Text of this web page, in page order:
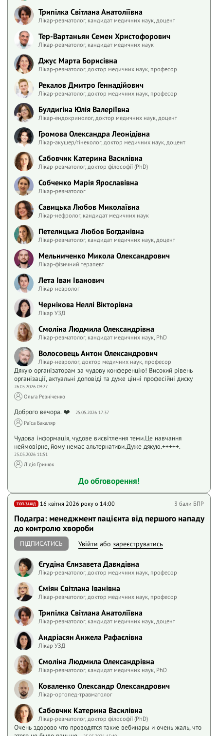
Трипілка Світлана Анатоліївна
Лікар-ревматолог, кандидат медичних наук, доцент
Тер-Вартаньян Семен Христофорович
Лікар-ревматолог, кандидат медичних наук
Джус Марта Борисівна
Лікар-ревматолог, доктор медичних наук, професор
Рекалов Дмитро Геннадійович
Лікар-ревматолог, доктор медичних наук, професор
Булдигіна Юлія Валеріївна
Лікар-ендокринолог, доктор медичних наук, доцент
Громова Олександра Леонідівна
Лікар-акушер/гінеколог, доктор медичних наук, доцент
Сабовчик Катерина Василівна
Лікар-ревматолог, доктор філософії (PhD)
Собченко Марія Ярославівна
Лікар-ревматолог
Савицька Любов Миколаївна
Лікар-нефролог, кандидат медичних наук
Петелицька Любов Богданівна
Лікар-ревматолог, кандидат медичних наук, доцент
Мельниченко Микола Олександрович
Лікар-фізичний терапевт
Лета Іван Іванович
Лікар-невролог
Чернікова Неллі Вікторівна
Лікар УЗД
Смоліна Людмила Олександрівна
Лікар-ревматолог, кандидат медичних наук, PhD
Волосовець Антон Олександрович
Лікар-невролог, доктор медичних наук, професор
Дякую організаторам за чудову конференцію! Високий рівень
організації, актуальні доповіді та дуже цінні професійні диску
26.05.2026 09:27
Ольга Резніченко
Доброго вечора. ❤️ 25.05.2026 17:37
Раїса Бакаляр
Чудова інформація, чудове висвітлення теми.Це навчання
неймовірне, йому немає альтернативи.Дуже дякую.+++++.
25.05.2026 11:51
Лідія Гринюк
До обговорення!
ТОП-ЗАХІД 16 квітня 2026 року o 14:00 3 бали БПР
Подагра: менеджмент пацієнта від першого нападу
до контролю хвороби
ПІДПИСАТИСЬ Увійти або зареєструватись
Єгудіна Єлизавета Давидівна
Лікар-ревматолог, доктор медичних наук, професор
Сміян Світлана Іванівна
Лікар-ревматолог, доктор медичних наук, професор
Трипілка Світлана Анатоліївна
Лікар-ревматолог, кандидат медичних наук, доцент
Андріасян Анжела Рафаєлівна
Лікар УЗД
Смоліна Людмила Олександрівна
Лікар-ревматолог, кандидат медичних наук, PhD
Коваленко Олександр Олександрович
Лікар-ортопед-травматолог
Сабовчик Катерина Василівна
Лікар-ревматолог, доктор філософії (PhD)
Очень здорово что проводятся такие вебинары и очень жаль, что